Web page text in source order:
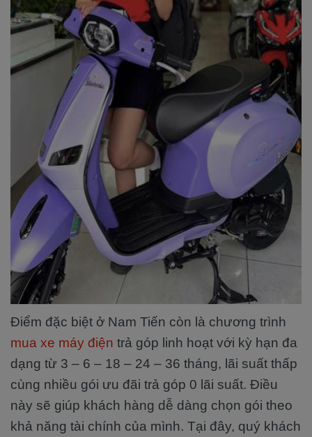
Điểm đặc biệt ở Nam Tiến còn là chương trình
mua xe máy điện trả góp linh hoạt với kỳ hạn đa
dạng từ 3 – 6 – 18 – 24 – 36 tháng, lãi suất thấp
cùng nhiều gói ưu đãi trả góp 0 lãi suất. Điều
này sẽ giúp khách hàng dễ dàng chọn gói theo
khả năng tài chính của mình. Tại đây, quý khách